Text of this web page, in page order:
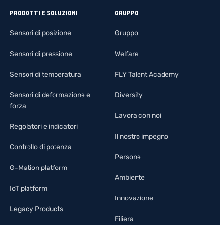
PRODOTTI E SOLUZIONI
Sensori di posizione
Sensori di pressione
Sensori di temperatura
Sensori di deformazione e
forza
Regolatori e indicatori
Controllo di potenza
G-Mation platform
IoT platform
Legacy Products
GRUPPO
Gruppo
Welfare
FLY Talent Academy
Diversity
Lavora con noi
Il nostro impegno
Persone
Ambiente
Innovazione
Filiera